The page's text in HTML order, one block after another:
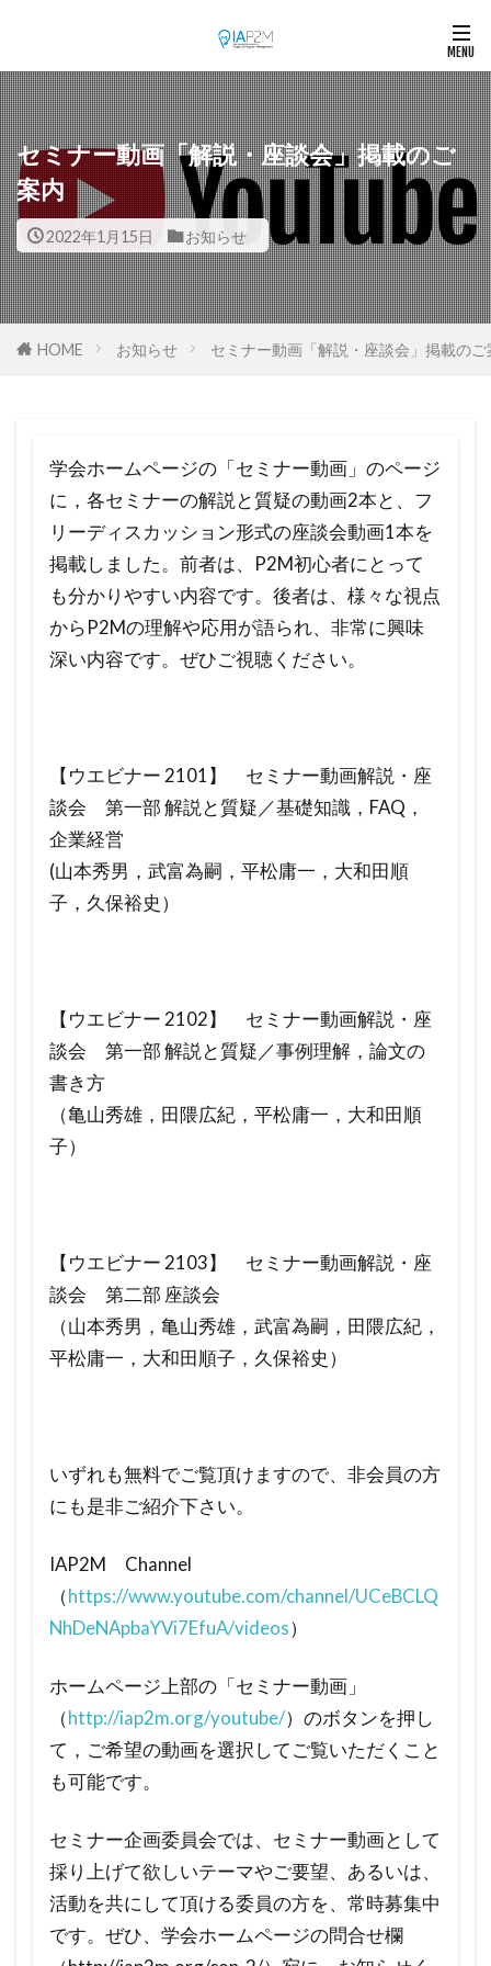
セミナー動画「解説・座談会」掲載のご
案内
2022年1月15日 お知らせ
HOME お知らせ セミナー動画「解説・座談会」掲載のご
学会ホームページの「セミナー動画」のページ
に，各セミナーの解説と質疑の動画2本と、フ
リーディスカッション形式の座談会動画1本を
掲載しました。前者は、P2M初心者にとって
も分かりやすい内容です。後者は、様々な視点
からP2Mの理解や応用が語られ、非常に興味
深い内容です。ぜひご視聴ください。
【ウエビナー 2101】 セミナー動画解説・座
談会 第一部 解説と質疑／基礎知識，FAQ，
企業経営
(山本秀男，武富為嗣，平松庸一，大和田順
子，久保裕史）
【ウエビナー 2102】 セミナー動画解説・座
談会 第一部 解説と質疑／事例理解，論文の
書き方
（亀山秀雄，田隈広紀，平松庸一，大和田順
子）
【ウエビナー 2103】 セミナー動画解説・座
談会 第二部 座談会
（山本秀男，亀山秀雄，武富為嗣，田隈広紀，
平松庸一，大和田順子，久保裕史）
いずれも無料でご覧頂けますので、非会員の方
にも是非ご紹介下さい。
IAP2M Channel
（https://www.youtube.com/channel/UCeBCLQ
NhDeNApbaYVi7EfuA/videos）
ホームページ上部の「セミナー動画」
（http://iap2m.org/youtube/）のボタンを押し
て，ご希望の動画を選択してご覧いただくこと
も可能です。
セミナー企画委員会では、セミナー動画として
採り上げて欲しいテーマやご要望、あるいは、
活動を共にして頂ける委員の方を、常時募集中
です。ぜひ、学会ホームページの問合せ欄